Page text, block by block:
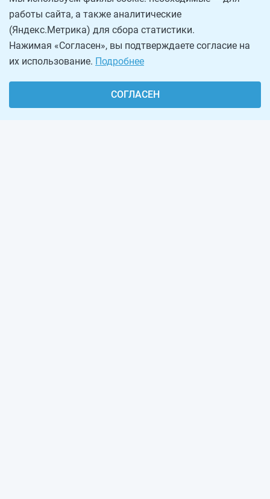
работы сайта, а также аналитические
(Яндекс.Метрика) для сбора статистики.
Нажимая «Согласен», вы подтверждаете согласие на
их использование. Подробнее
СОГЛАСЕН